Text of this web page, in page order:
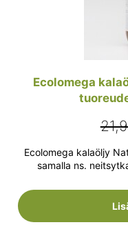
Ecolomega kalaöljy
Ecolomega kalaöljy
samalla ns.